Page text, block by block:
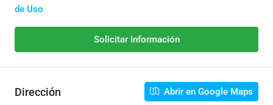
de Uso
Solicitar información
Dirección Abrir en Google Maps